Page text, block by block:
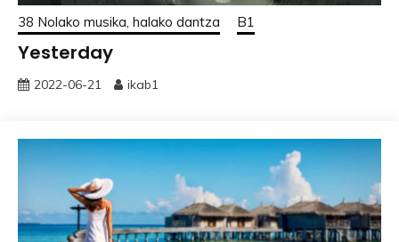
38 Nolako musika, halako dantza B1
Yesterday
2022-06-21 ikab1